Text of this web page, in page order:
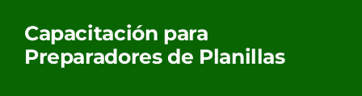
CARRITO
Capacitación para
Preparadores de Planillas